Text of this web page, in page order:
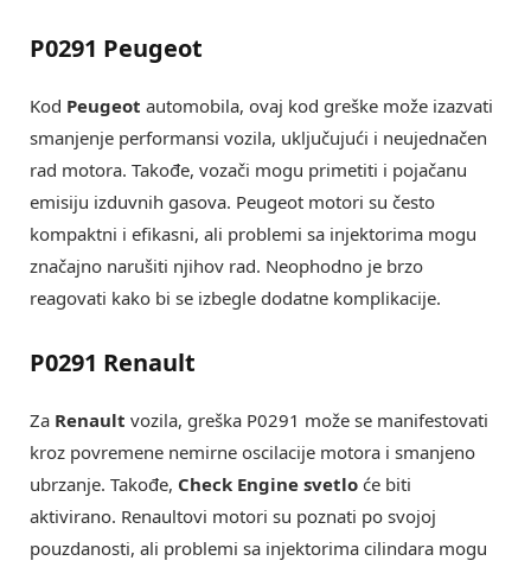
P0291 Peugeot
Kod Peugeot automobila, ovaj kod greške može izazvati
smanjenje performansi vozila, uključujući i neujednačen
rad motora. Takođe, vozači mogu primetiti i pojačanu
emisiju izduvnih gasova. Peugeot motori su često
kompaktni i efikasni, ali problemi sa injektorima mogu
značajno narušiti njihov rad. Neophodno je brzo
reagovati kako bi se izbegle dodatne komplikacije.
P0291 Renault
Za Renault vozila, greška P0291 može se manifestovati
kroz povremene nemirne oscilacije motora i smanjeno
ubrzanje. Takođe, Check Engine svetlo će biti
aktivirano. Renaultovi motori su poznati po svojoj
pouzdanosti, ali problemi sa injektorima cilindara mogu